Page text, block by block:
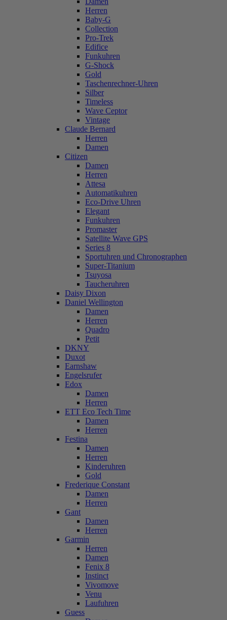
Herren
Baby-G
Collection
Pro-Trek
Edifice
Funkuhren
G-Shock
Gold
Taschenrechner-Uhren
Silber
Timeless
Wave Ceptor
Vintage
Claude Bernard
Herren
Damen
Citizen
Damen
Herren
Attesa
Automatikuhren
Eco-Drive Uhren
Elegant
Funkuhren
Promaster
Satellite Wave GPS
Series 8
Sportuhren und Chronographen
Super-Titanium
Tsuyosa
Taucheruhren
Daisy Dixon
Daniel Wellington
Damen
Herren
Quadro
Petit
DKNY
Duxot
Earnshaw
Engelsrufer
Edox
Damen
Herren
ETT Eco Tech Time
Damen
Herren
Festina
Damen
Herren
Kinderuhren
Gold
Frederique Constant
Damen
Herren
Gant
Damen
Herren
Garmin
Herren
Damen
Fenix 8
Instinct
Vivomove
Venu
Laufuhren
Guess